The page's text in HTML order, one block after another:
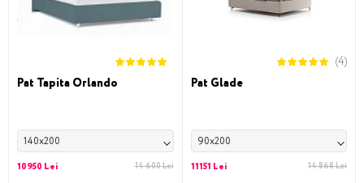
Pat Tapita Orlando
140x200
10950 Lei 14 600 Lei
(4)
Pat Glade
90x200
11151 Lei 14 868 Lei